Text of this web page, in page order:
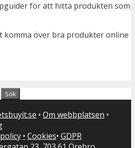
för att hitta produkten som
komma över bra produkter online
• Om webbplatsen •
• Cookies• GDPR